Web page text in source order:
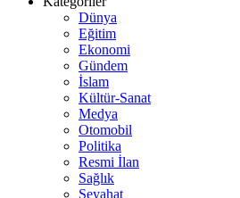
Dünya
Eğitim
Ekonomi
Gündem
İslam
Kültür-Sanat
Medya
Otomobil
Politika
Resmi İlan
Sağlık
Seyahat